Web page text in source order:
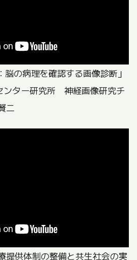
の病理を確認する画像診断」
ンター研究所 神経画像研究チ
二
提供体制の整備と共生社会の実